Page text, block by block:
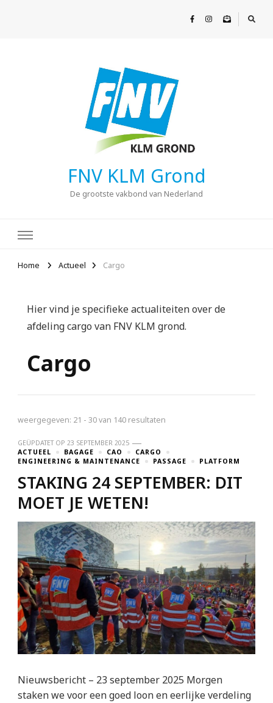
FNV KLM Grond
De grootste vakbond van Nederland
Home Actueel Cargo
Hier vind je specifieke actualiteiten over de
afdeling cargo van FNV KLM grond.
Cargo
weergegeven: 21 - 30 van 140 resultaten
GEÜPDATET OP 23 SEPTEMBER 2025
ACTUEEL
BAGAGE CAO
CARGO
ENGINEERING & MAINTENANCE
PASSAGE PLATFORM
STAKING 24 SEPTEMBER: DIT
MOET JE WETEN!
Nieuwsbericht – 23 september 2025 Morgen
staken we voor een goed loon en eerlijke verdeling